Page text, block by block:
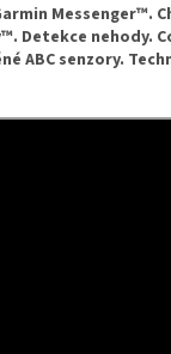
Messenger™.
Detekce nehody.
ABC senzory.